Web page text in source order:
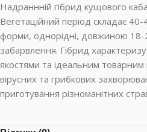
Надраннній гібрид кущового
Вегетаційний період складає
форми, однорідні, довжиною
забарвлення. Гібрид
якостями та ідеальним товарним
вірусних та грибкових
приготування різноманітних